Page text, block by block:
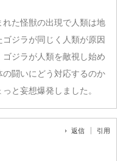
た怪獣の出現で人類は地
ジラが同じく人類が原因
ジラが人類を敵視し始め
闘いにどう対応するのか
と妄想爆発しました。
返信 引用